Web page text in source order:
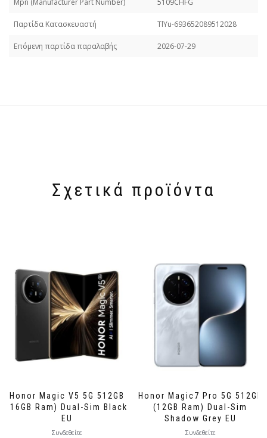
Παρτίδα Κατασκευαστή TlYu-693652089512028
Επόμενη παρτίδα παραλαβής 2026-07-29
Σχετικά προϊόντα
Honor Magic V5 5G 512GB
(16GB Ram) Dual-Sim Black
EU
Συνδεθείτε
Honor Magic7 Pro 5G 512GB
(12GB Ram) Dual-Sim
Shadow Grey EU
Συνδεθείτε